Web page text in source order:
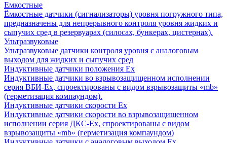
Емкостные
Ёмкостные датчики (сигнализаторы) уровня погружного типа,
предназначены для непрерывного контроля уровня жидких и
сыпучих сред в резервуарах (силосах, бункерах, цистернах).
Ультразвуковые
Ультразвуковые датчики контроля уровня с аналоговым
выходом для жидких и сыпучих сред
Индуктивные датчики положения Ех
Индуктивные датчики во взрывозащищенном исполнении
серия ВБИ-Ех, спроектированы с видом взрывозащиты «mb»
(герметизация компаундом).
Индуктивные датчики скорости Ех
Индуктивные датчики скорости во взрывозащищенном
исполнении серия ДКС-Ех, спроектированы с видом
взрывозащиты «mb» (герметизация компаундом)